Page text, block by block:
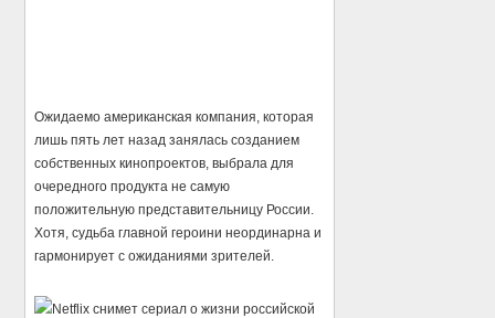
Ожидаемо американская компания, которая
лишь пять лет назад занялась созданием
собственных кинопроектов, выбрала для
очередного продукта не самую
положительную представительницу России.
Хотя, судьба главной героини неординарна и
гармонирует с ожиданиями зрителей.
Netflix снимет сериал о жизни российской